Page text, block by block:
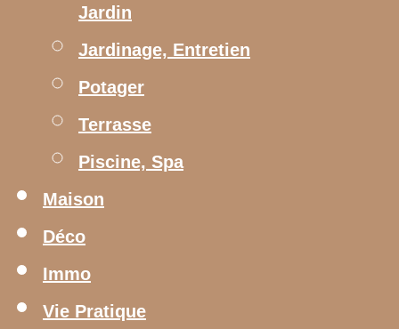
Jardin
Jardinage, Entretien
Potager
Terrasse
Piscine, Spa
Maison
Déco
Immo
Vie Pratique